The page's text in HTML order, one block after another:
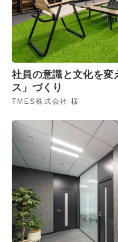
社員の意識と文化を変
ス」づくり
TMES株式会社 様